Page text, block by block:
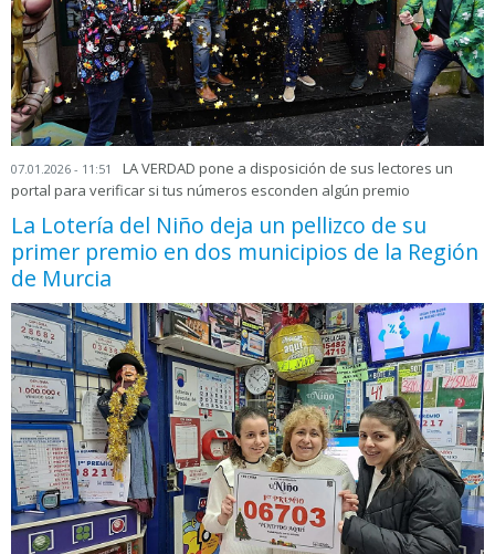
07.01.2026 - 11:51
LA VERDAD pone a disposición de sus lectores un
portal para verificar si tus números esconden algún premio
La Lotería del Niño deja un pellizco de su
primer premio en dos municipios de la Región
de Murcia